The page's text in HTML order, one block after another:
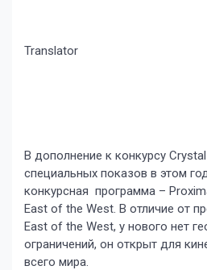
Translator
В дополнение к конкурсу
специальных показов в этом
конкурсная программа –
East of the West. В отличие от
East of the West, у нового нет
ограничений, он открыт для
всего мира.